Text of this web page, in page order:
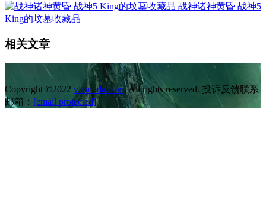
战神诸神黄昏 战神5
King的坟墓收藏品
相关文章
Copyright ©2022 vlambda.com. All rights reserved. 投诉反馈联系
邮箱： [email protected]